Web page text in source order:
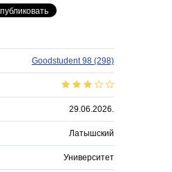
Goodstudent 98 (298)
29.06.2026.
Латышский
Университет